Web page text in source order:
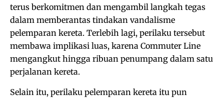
terus berkomitmen dan mengambil langkah tegas
dalam memberantas tindakan vandalisme
pelemparan kereta. Terlebih lagi, perilaku tersebut
membawa implikasi luas, karena Commuter Line
mengangkut hingga ribuan penumpang dalam satu
perjalanan kereta.
Selain itu, perilaku pelemparan kereta itu pun